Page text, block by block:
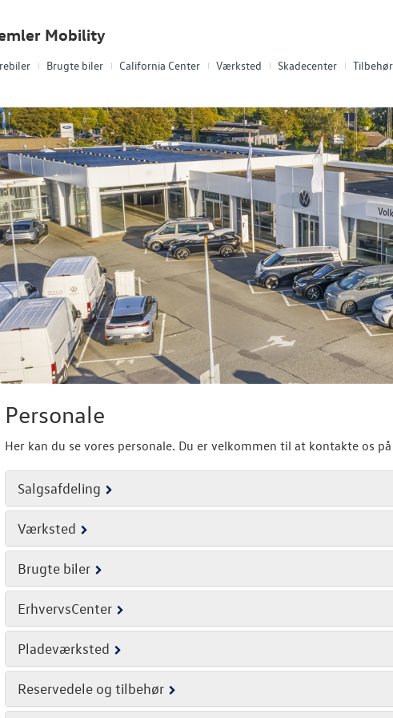
Brugte biler California Center Værksted Skadecenter Tilbehør
Mobility
Personale
Her kan du se vores personale. Du er velkommen til at kontakte os
Salgsafdeling
Værksted
Brugte biler
ErhvervsCenter
Pladeværksted
Reservedele og tilbehør